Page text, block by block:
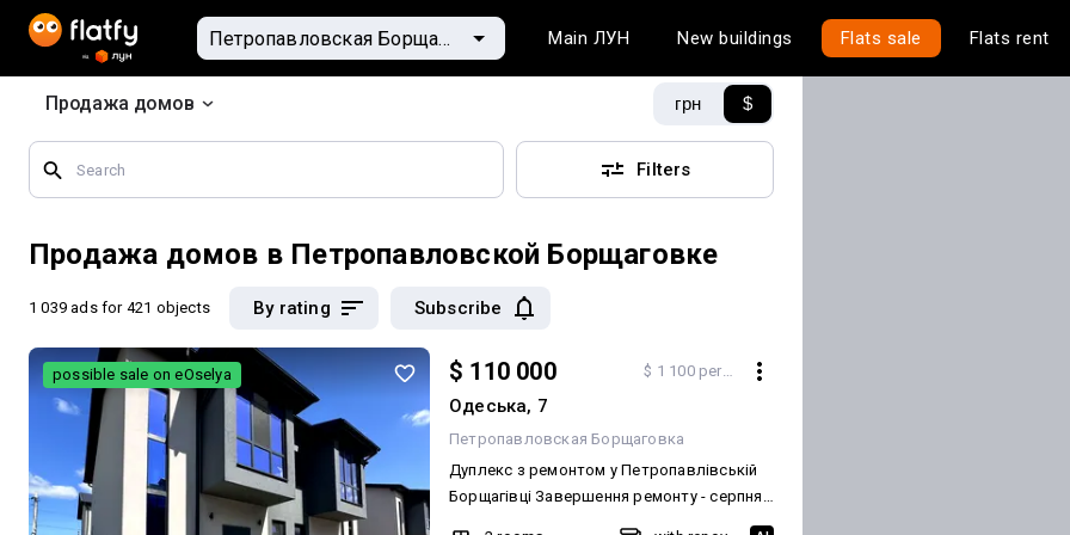
Main ЛУН New buildings Flats sale Flats rent
Продажа домов грн $
Search
by
geographical
Filters
Продажа домов в Петропавловской Борщаговке
1 039 ads for 421 objects By rating Subscribe
$ 110 000 $ 1 100 per m²
Одеська, 7
Петропавловская Борщаговка
Дуплекс з ремонтом у Петропавлівській
Борщагівці Завершення ремонту - серпня
possible sale on eOselya